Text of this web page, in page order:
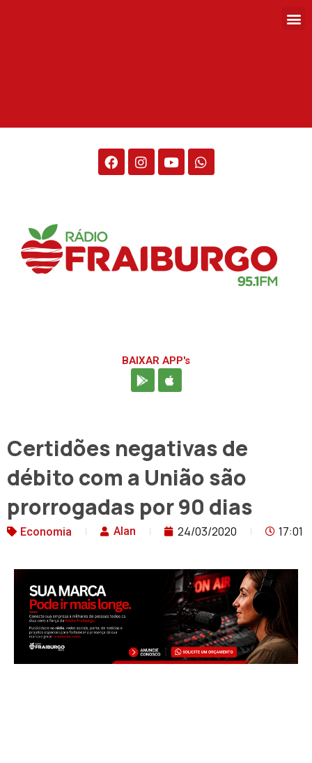
BAIXAR APP's
Certidões negativas de
débito com a União são
prorrogadas por 90 dias
Economia Alan 24/03/2020 17:01